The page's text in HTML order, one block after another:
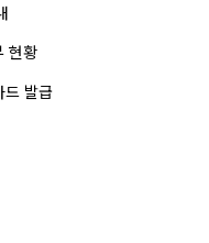
현황
드 발급